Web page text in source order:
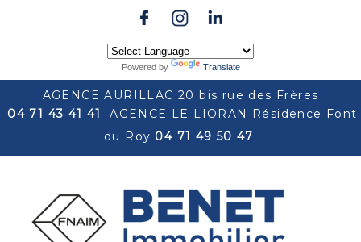
Powered by Translate
AGENCE AURILLAC 20 bis rue des Frères
04 71 43 41 41
AGENCE LE LIORAN Résidence Font
du Roy 04 71 49 50 47